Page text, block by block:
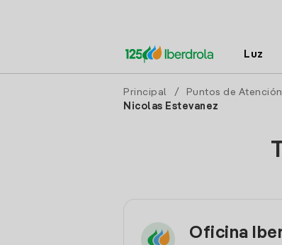
Luz
Principal / Puntos de Atención
Nicolas Estevanez
Oficina